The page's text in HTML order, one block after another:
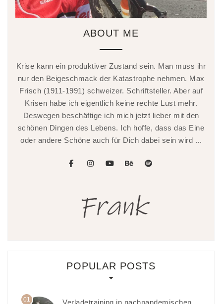
ABOUT ME
Krise kann ein produktiver Zustand sein. Man muss ihr
nur den Beigeschmack der Katastrophe nehmen. Max
Frisch (1911-1991) schweizer. Schriftsteller. Aber auf
Krisen habe ich eigentlich keine rechte Lust mehr.
Deswegen beschäftige ich mich jetzt lieber mit den
schönen Dingen des Lebens. Ich hoffe, dass das Eine
oder andere Schöne auch für Dich dabei sein wird ...
POPULAR POSTS
01